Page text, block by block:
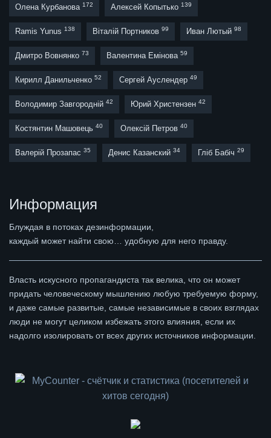
Олена Курбанова 172 Алексей Копытько 139
Ramis Yunus 138 Віталій Портников 99 Иван Лютый 98
Дмитро Вовнянко 73 Валентина Емінова 59
Кирилл Данильченко 52 Сергей Ауслендер 49
Володимир Завгородній 42 Юрий Христензен 42
Костянтин Машовець 40 Олексій Петров 40
Валерій Прозапас 35 Денис Казанский 34 Гліб Бабіч 29
Информация
Блуждая в потоках дезинформации,
каждый может найти свою… удобную для него правду.
Власть искусного пропагандиста так велика, что он может
придать человеческому мышлению любую требуемую форму,
и даже самые развитые, самые независимые в своих взглядах
люди не могут целиком избежать этого влияния, если их
надолго изолировать от всех других источников информации.